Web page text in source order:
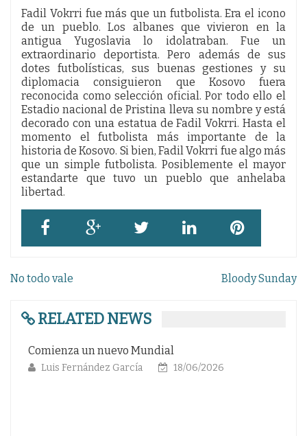
Fadil Vokrri fue más que un futbolista. Era el icono
de un pueblo. Los albanes que vivieron en la
antigua Yugoslavia lo idolatraban. Fue un
extraordinario deportista. Pero además de sus
dotes futbolísticas, sus buenas gestiones y su
diplomacia consiguieron que Kosovo fuera
reconocida como selección oficial. Por todo ello el
Estadio nacional de Pristina lleva su nombre y está
decorado con una estatua de Fadil Vokrri. Hasta el
momento el futbolista más importante de la
historia de Kosovo. Si bien, Fadil Vokrri fue algo más
que un simple futbolista. Posiblemente el mayor
estandarte que tuvo un pueblo que anhelaba
libertad.
Navegación
entradas
No todo vale Bloody Sunday
RELATED NEWS
2026
Robarse la «Cuauhtemiña»
Andrés Eduardo Arrieta Castaño